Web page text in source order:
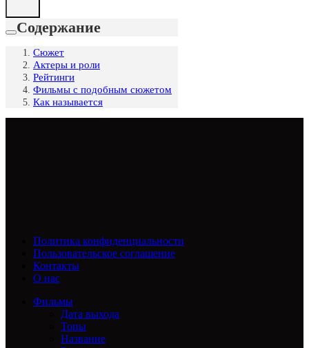
Содержание
Сюжет
Актеры и роли
Рейтинги
Фильмы с подобным сюжетом
Как называется
Политика конфиденциальности
Пользовательское соглашение
Контакты
О нас
Фильмы
Дата выхода
Топы
Название